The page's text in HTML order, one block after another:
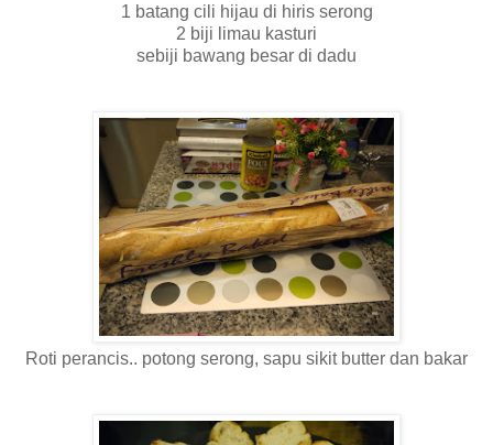
1 batang cili hijau di hiris serong
2 biji limau kasturi
sebiji bawang besar di dadu
Roti perancis.. potong serong, sapu sikit butter dan bakar